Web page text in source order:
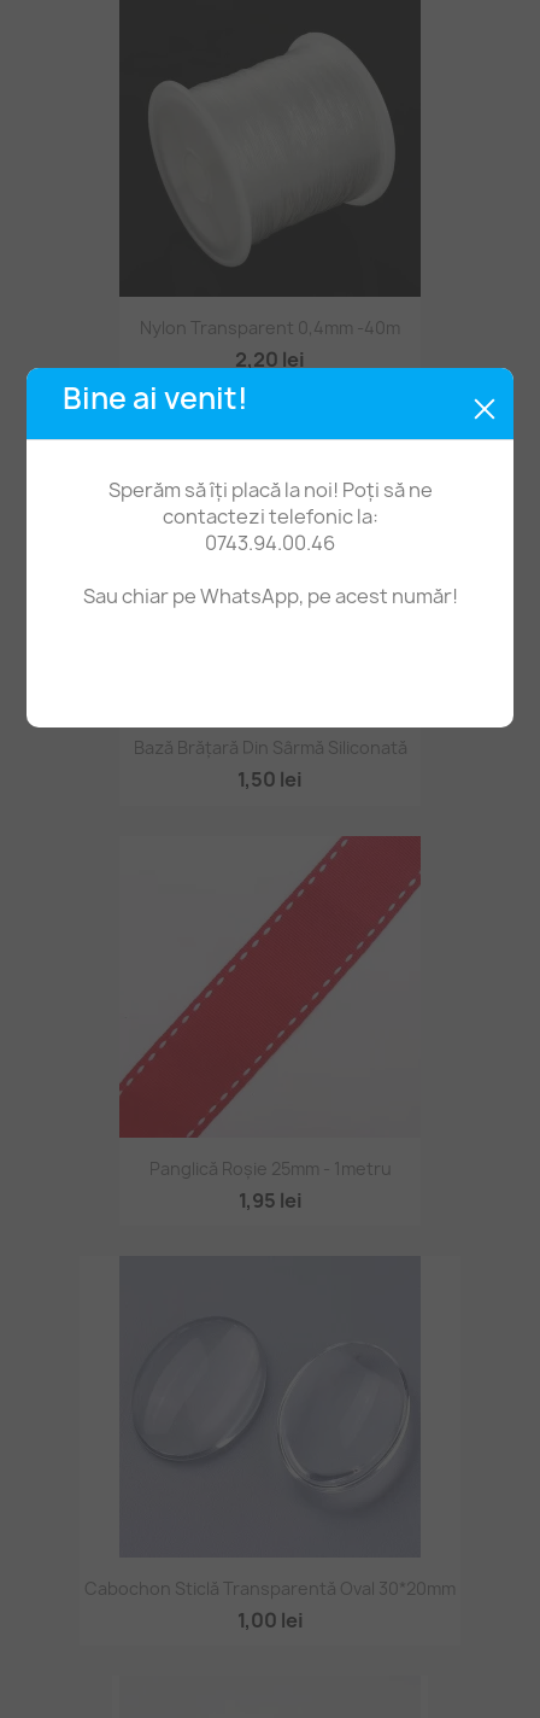
Bine ai venit!
Sperăm să îți placă la noi! Poți să ne
contactezi telefonic la:
0743.94.00.46
Sau chiar pe WhatsApp, pe acest număr!
Nylon Transparent 0,4mm -40m
2,20 lei
Bază Brățară Din Sârmă Siliconată
1,50 lei
Panglică Roșie 25mm - 1metru
1,95 lei
Cabochon Sticlă Transparentă Oval 30*20mm
1,00 lei